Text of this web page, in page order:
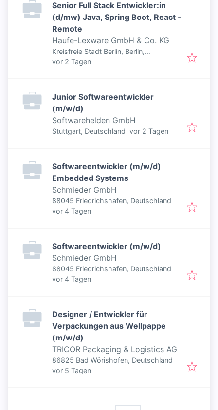
Senior Full Stack Entwickler:in
(d/mw) Java, Spring Boot, React -
Remote
Haufe-Lexware GmbH & Co. KG
Kreisfreie Stadt Berlin, Berlin,
Deutschland
Veröffentlicht
vor 2 Tagen
Junior Softwareentwickler
(m/w/d)
Softwarehelden GmbH
Stuttgart, Deutschland Veröffentlicht
vor 2 Tagen
Softwareentwickler (m/w/d)
Embedded Systems
Schmieder GmbH
88045 Friedrichshafen, Deutschland
Veröffentlicht
vor 4 Tagen
Softwareentwickler (m/w/d)
Schmieder GmbH
88045 Friedrichshafen, Deutschland
Veröffentlicht
vor 4 Tagen
Designer / Entwickler für
Verpackungen aus Wellpappe
(m/w/d)
TRICOR Packaging & Logistics AG
86825 Bad Wörishofen, Deutschland
Veröffentlicht
vor 5 Tagen